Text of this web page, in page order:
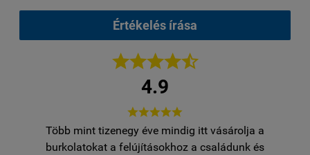
Értékelés írása

4.9

Több mint tizenegy éve mindig itt vásárolja a
burkolatokat a felújításokhoz a családunk és